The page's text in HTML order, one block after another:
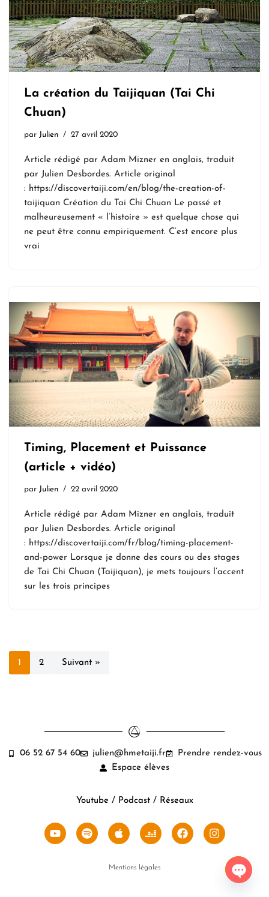
La création du Taijiquan (Tai Chi
Chuan)
par Julien 27 avril 2020
Article rédigé par Adam Mizner en anglais, traduit
par Julien Desbordes. Article original
: https://discovertaiji.com/en/blog/the-creation-of-
taijiquan Création du Tai Chi Chuan Le passé et
malheureusement « l’histoire » est quelque chose qui
ne peut être connu empiriquement. C’est encore plus
vrai
Timing, Placement et Puissance
(article + vidéo)
par Julien 22 avril 2020
Article rédigé par Adam Mizner en anglais, traduit
par Julien Desbordes. Article original
: https://discovertaiji.com/fr/blog/timing-placement-
and-power Lorsque je donne des cours ou des stages
de Tai Chi Chuan (Taijiquan), je mets toujours l’accent
sur les trois principes
1 2 Suivant »
06 52 67 54 60 julien@hmetaiji.fr
Prendre rendez-vous
Espace élèves
Youtube / Podcast / Réseaux
Mentions légales